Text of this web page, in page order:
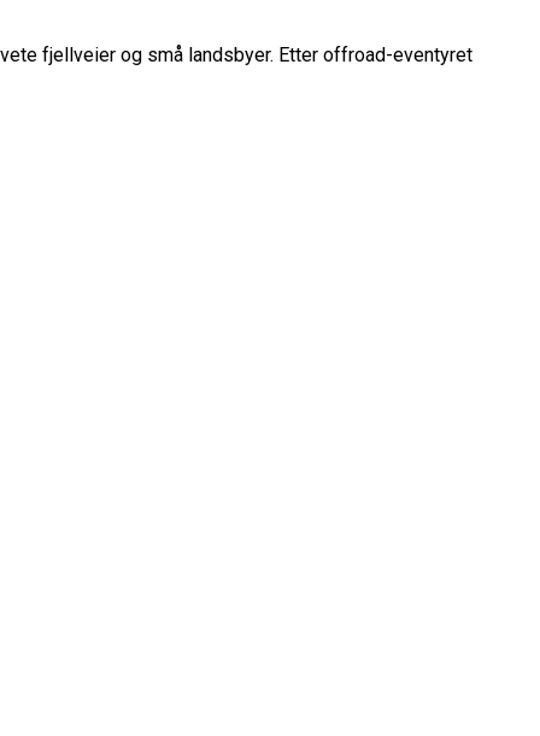
fjellveier og små landsbyer. Etter offroad-eventyret